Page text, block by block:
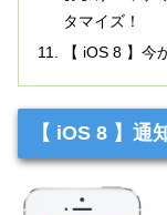
タマイズ！
【 iOS 8 】今
【 iOS 8 】通